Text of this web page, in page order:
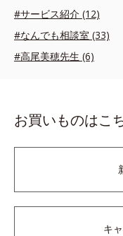
#サービス紹介 (12)
#なんでも相談室 (33)
#高尾美穂先生 (6)
お買いものはこ
キ